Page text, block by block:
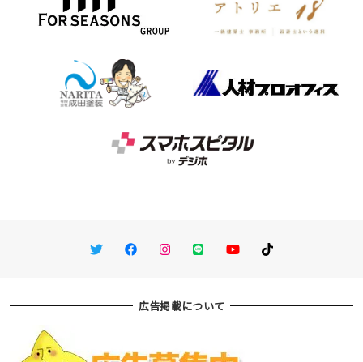
TwitterFacebookInstagram
LINE You TubeTikTok
広告掲載について